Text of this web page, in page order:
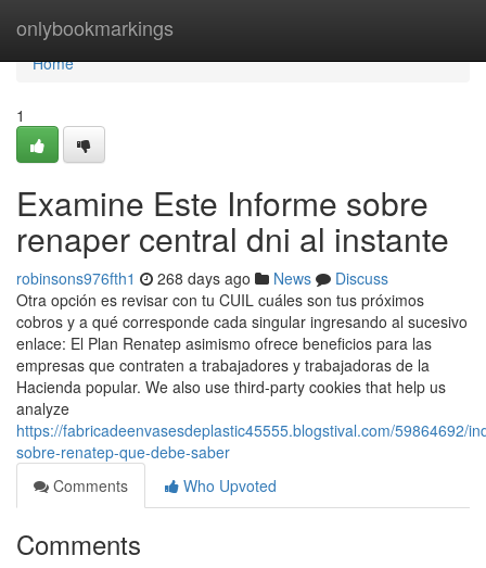
onlybookmarkings
Home
Home
1
Examine Este Informe sobre
renaper central dni al instante
robinsons976fth1 268 days ago News
Discuss
Otra opción es revisar con tu CUIL cuáles son tus próximos
cobros y a qué corresponde cada singular ingresando al sucesivo
enlace: El Plan Renatep asimismo ofrece beneficios para las
empresas que contraten a trabajadores y trabajadoras de la
Hacienda popular. We also use third-party cookies that help us
analyze
https://fabricadeenvasesdeplastic45555.blogstival.com/59864692/
sobre-renatep-que-debe-saber
Comments
Who Upvoted
Comments